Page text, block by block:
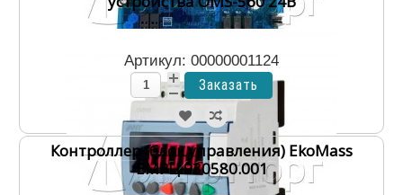
Артикул: 00000001124
Контроллер (блок управления) EkoMass
ЕМРЦ.930580.001